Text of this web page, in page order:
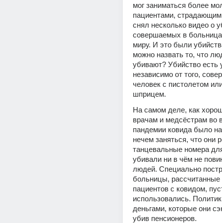
мог заниматься более
пациентами,
снял несколько видео о
совершаемых в
миру. И это были
можно назвать то, что
убивают? Убийство есть
независимо от того,
человек с пистолетом
шприцем.
На самом деле, как
врачам и медсёстрам во
пандемии ковида было
нечем заняться, что они
танцевальные номера
убивали ни в чём не
людей. Специально
больницы, рассчитанные
пациентов с ковидом,
использовались.
деньгами, которые они
убив пенсионеров.